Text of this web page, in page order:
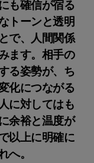
も確信が宿る
トーンと透明
で、人間関係
ます。相手の
る姿勢が、ち
化につながる
に対してはも
余裕と温度が
以上に明確に
へ。